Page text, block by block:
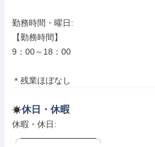
勤務時間・曜日:
【勤務時間】
9：00～18：00
＊残業ほぼなし
休日・休暇
休暇・休日:
╭━━━━━━━━━╮